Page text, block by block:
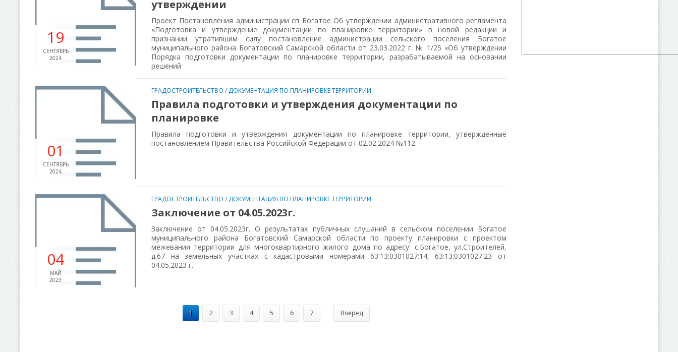
19
СЕНТЯБРЬ
2024
утверждении
Проект Постановления администрации сп Богатое Об утверждении административного регламента
«Подготовка и утверждение документации по планировке территории» в новой редакции и
признании утратившим силу постановление администрации сельского поселения Богатое
муниципального района Богатовский Самарской области от 23.03.2022 г. № 1/25 «Об утверждении
Порядка подготовки документации по планировке территории, разрабатываемой на основании
решений
01
СЕНТЯБРЬ
2024
ГРАДОСТРОИТЕЛЬСТВО /ДОКУМЕНТАЦИЯ ПО ПЛАНИРОВКЕ ТЕРРИТОРИИ
Правила подготовки и утверждения документации по
планировке
Правила подготовки и утверждения документации по планировке территории, утвержденные
постановлением Правительства Российской Федерации от 02.02.2024 №112
04
МАЙ
2023
ГРАДОСТРОИТЕЛЬСТВО /ДОКУМЕНТАЦИЯ ПО ПЛАНИРОВКЕ ТЕРРИТОРИИ
Заключение от 04.05.2023г.
Заключение от 04.05.2023г. О результатах публичных слушаний в сельском поселении Богатое
муниципального района Богатовский Самарской области по проекту планировки с проектом
межевания территории для многоквартирного жилого дома по адресу: с.Богатое, ул.Строителей,
д.67 на земельных участках с кадастровыми номерами 63:13:0301027:14, 63:13:0301027:23 от
04.05.2023 г.
1 2 3 4 5 6 7 Вперед